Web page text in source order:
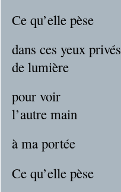
Ce qu’elle pèse
dans ces yeux privés
de lumière
pour voir
l’autre main
à ma portée
Ce qu’elle pèse